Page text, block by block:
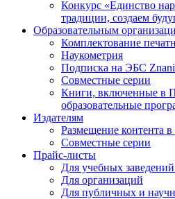
Конкурс «Единство
традиции, создаем
Образовательным
Комплектование
Наукометрия
Подписка на ЭБС
Совместные серии
Книги, включенные в
образовательные
Издателям
Размещение контента
Совместные серии
Прайс-листы
Для учебных
Для организаций
Для публичных и